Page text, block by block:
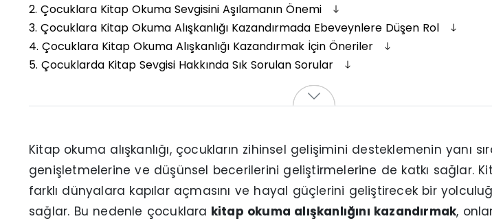
2. Çocuklara Kitap Okuma Sevgisini Aşılamanın Önemi
3. Çocuklara Kitap Okuma Alışkanlığı Kazandırmada Ebeveynlere Düşen Rol
4. Çocuklara Kitap Okuma Alışkanlığı Kazandırmak İçin Öneriler
5. Çocuklarda Kitap Sevgisi Hakkında Sık Sorulan Sorular
Kitap okuma alışkanlığı, çocukların zihinsel gelişimini desteklemenin yanı
genişletmelerine ve düşünsel becerilerini geliştirmelerine de katkı sağlar.
farklı dünyalara kapılar açmasını ve hayal güçlerini geliştirecek bir
sağlar. Bu nedenle çocuklara kitap okuma alışkanlığını kazandırmak,